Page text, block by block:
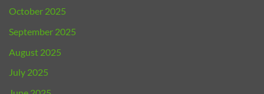
October 2025
September 2025
August 2025
July 2025